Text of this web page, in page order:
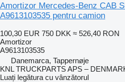
Amortizor Mercedes-Benz CAB
A9613103535 pentru camion
100,30 EUR 750 DKK ≈ 526,40 RON
Amortizor
A9613103535
Danemarca, Tappernøje
KNL TRUCKPARTS APS –
Luați legătura cu vânzătorul